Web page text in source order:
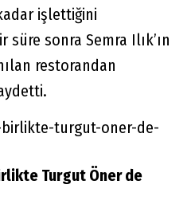
işlettiğini
süre sonra Semra Ilık’ın
restorandan
Turgut Öner de